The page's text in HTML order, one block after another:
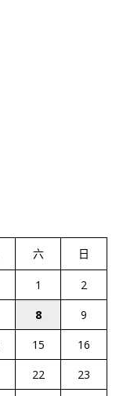
六 日
1
2
8
9
15
16
22
23